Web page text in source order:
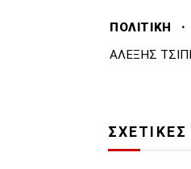
ΠΟΛΙΤΙΚΗ ·
ΑΛΕΞΗΣ
ΣΧΕΤΙΚΕΣ